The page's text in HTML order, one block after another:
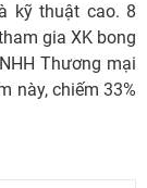
kỹ thuật cao. 8
gia XK bong
Thương mại
này, chiếm 33%